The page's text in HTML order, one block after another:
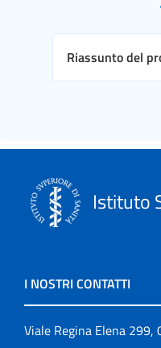
Riassunto del
Istituto
I NOSTRI CONTATTI
Viale Regina Elena 299,